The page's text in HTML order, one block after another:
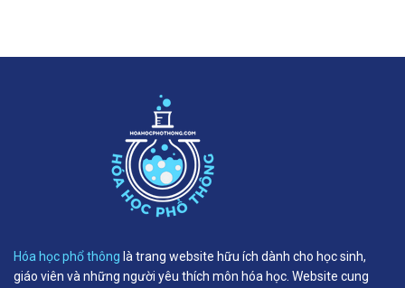
Hóa học phổ thông là trang website hữu ích dành cho học sinh,
giáo viên và những người yêu thích môn hóa học. Website cung